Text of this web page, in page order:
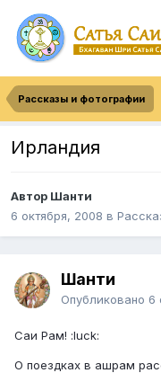
Рассказы и фотографии
Ирландия
Автор Шанти
6 октября, 2008 в
Шанти
Опубликовано 6
Саи Рам! :luck:
О поездках в ашрам